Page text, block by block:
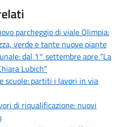
parcheggio di viale Olimpia:
verde e tante nuove piante
dal 1° settembre apre “La
Lubich”
scuole: partiti i lavori in via
di riqualificazione: nuovi